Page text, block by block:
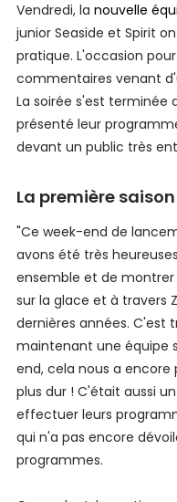
Vendredi, la nouvelle
junior Seaside et Spirit
pratique. L'occasion
commentaires venant
La soirée s'est terminée
présenté leur
devant un public très
La première
"Ce week-end de
avons été très
ensemble et de montrer
sur la glace et à travers
dernières années. C'est
maintenant une équipe
end, cela nous a
plus dur ! C'était aussi
effectuer leurs
qui n'a pas encore
programmes.